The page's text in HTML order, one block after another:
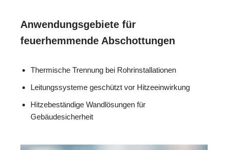
Anwendungsgebiete für
feuerhemmende Abschottungen
Thermische Trennung bei Rohrinstallationen
Leitungssysteme geschützt vor Hitzeeinwirkung
Hitzebeständige Wandlösungen für
Gebäudesicherheit